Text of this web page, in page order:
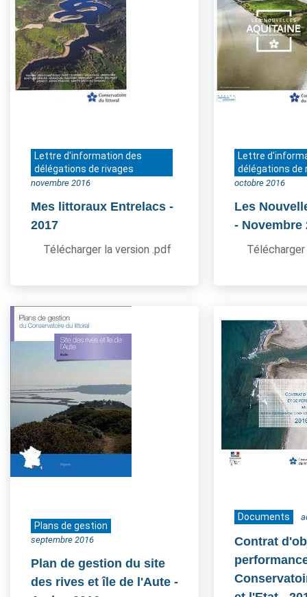
Lettre d'information des
délégations de rivages
novembre 2016
Mes littoraux Entrelacs -
2017
Télécharger la version .pdf
Lettre
délégations de
octobre 2016
Les
- Novembre
Plans de gestion
septembre 2016
Plan de gestion du site
des rives et île de l'Aute -
Documents
Contrat